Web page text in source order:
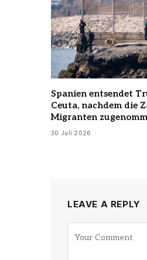
Spanien entsendet
Ceuta, nachdem die
Migranten
30 Juli 2026
LEAVE A REPLY